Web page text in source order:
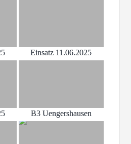
Einsatz 11.06.2025
B3 Uengershausen